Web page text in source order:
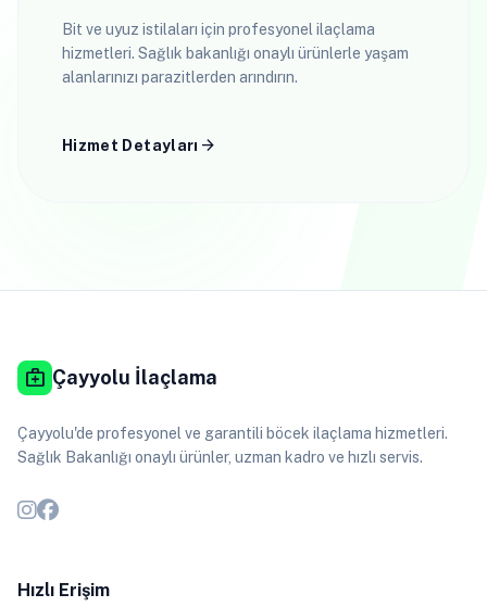
Bit ve uyuz istilaları için profesyonel ilaçlama
hizmetleri. Sağlık bakanlığı onaylı ürünlerle yaşam
alanlarınızı parazitlerden arındırın.
Hizmet Detayları arrow_forward
medical_services Çayyolu İlaçlama
Çayyolu'de profesyonel ve garantili böcek ilaçlama hizmetleri.
Sağlık Bakanlığı onaylı ürünler, uzman kadro ve hızlı servis.
Hızlı Erişim